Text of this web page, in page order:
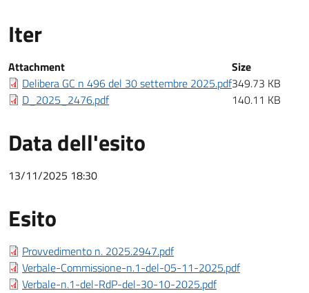
Iter
Iter
Attachment
Size
Delibera GC n 496 del 30 settembre 2025.pdf349.73 KB
D_2025_2476.pdf
140.11 KB
Data dell'esito
13/11/2025 18:30
Esito
Esito bando
Provvedimento n. 2025.2947.pdf
Verbale-Commissione-n.1-del-05-11-2025.pdf
Verbale-n.1-del-RdP-del-30-10-2025.pdf